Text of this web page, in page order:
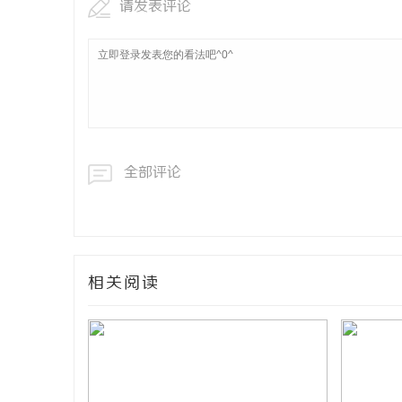
请发表评论
全部评论
相关阅读